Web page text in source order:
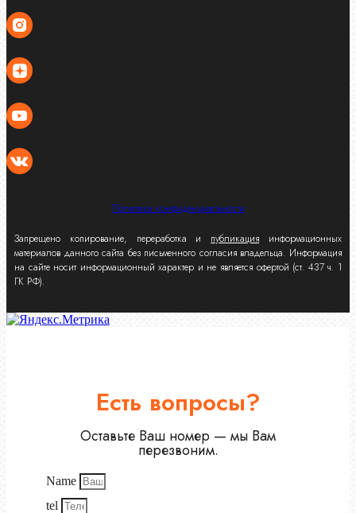
Политика конфиденциальности
Запрещено копирование, переработка и публикация информационных
материалов данного сайта без письменного согласия владельца. Информация
на сайте носит информационный характер и не является офертой (ст. 437 ч. 1
ГК РФ).
Есть вопросы?
Оставьте Ваш номер — мы Вам
перезвоним.
Name
tel